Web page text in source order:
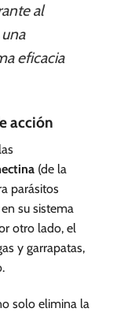
al
eficacia
acción
(de la
parásitos
su sistema
otro lado, el
y garrapatas,
solo elimina la